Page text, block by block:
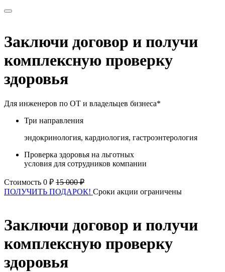
Заключи договор и получи
комплексную проверку
здоровья
Для инженеров по ОТ и владельцев бизнеса*
Три направления
эндокринология, кардиология, гастроэнтерология
Проверка здоровья на льготных
условия для сотрудников компании
Стоимость 0 ₽ 15 000 ₽
ПОЛУЧИТЬ ПОДАРОК! Сроки акции ограничены
Заключи договор и получи
комплексную проверку
здоровья